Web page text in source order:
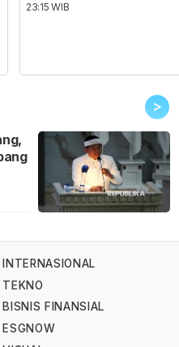
23:15 WIB
>
INTERNASIONAL
TEKNO
BISNIS FINANSIAL
ESGNOW